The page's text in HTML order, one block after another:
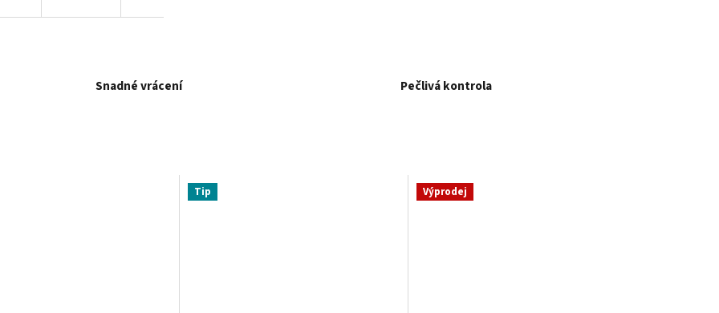
Snadné vrácení Pečlivá kontrola
Tip Výprodej